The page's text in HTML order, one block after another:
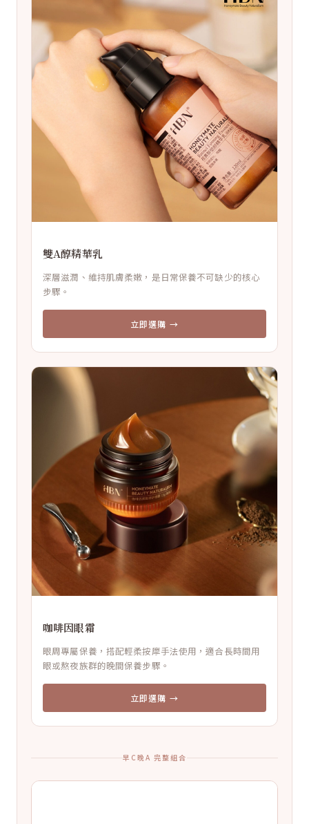
雙A醇精華乳
深層滋潤、維持肌膚柔嫩，是日常保養不可缺少的核心
步驟。
立即選購 →
咖啡因眼霜
眼周專屬保養，搭配輕柔按摩手法使用，適合長時間用
眼或熬夜族群的晚間保養步驟。
立即選購 →
早C晚A 完整組合